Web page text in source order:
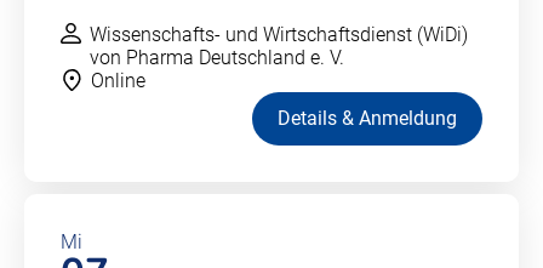
Wissenschafts- und Wirtschaftsdienst (WiDi)
von Pharma Deutschland e. V.
Online
Details & Anmeldung
Mi